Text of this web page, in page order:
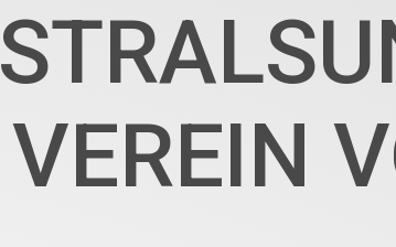
VEREIN